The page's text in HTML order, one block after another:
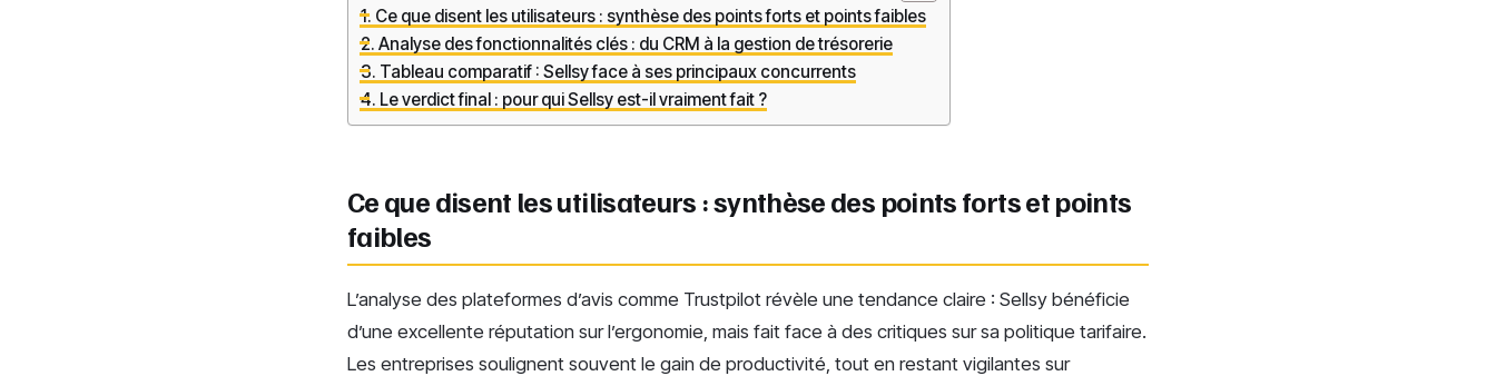
Ce que disent les utilisateurs : synthèse des points forts et points faibles
Analyse des fonctionnalités clés : du CRM à la gestion de trésorerie
Tableau comparatif : Sellsy face à ses principaux concurrents
Le verdict final : pour qui Sellsy est-il vraiment fait ?
Ce que disent les utilisateurs : synthèse des points forts et points
faibles
L’analyse des plateformes d’avis comme Trustpilot révèle une tendance claire : Sellsy bénéficie
d’une excellente réputation sur l’ergonomie, mais fait face à des critiques sur sa politique tarifaire.
Les entreprises soulignent souvent le gain de productivité, tout en restant vigilantes sur